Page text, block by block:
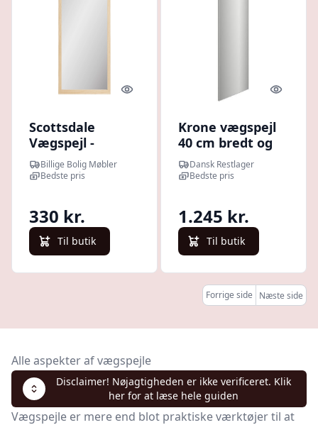
Quick look
Scottsdale
Vægspejl -
Vægspejl,
Træramme,
Billige Bolig Møbler
Bedste pris
330 kr.
Til butik
Quick
Krone vægspejl
40 cm bredt og
150 cm højt -
Dansk
Dansk Restlager
Bedste pris
1.245 kr.
Til butik
Forrige side Næste side
Alle aspekter af vægspejle
Disclaimer! Nøjagtigheden er ikke verificeret. Klik
her for at læse hele guiden
Vægspejle er mere end blot praktiske værktøjer til at